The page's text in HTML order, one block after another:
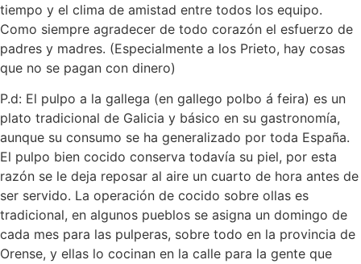
tiempo y el clima de amistad entre todos los equipo.
Como siempre agradecer de todo corazón el esfuerzo de
padres y madres. (Especialmente a los Prieto, hay cosas
que no se pagan con dinero)
P.d: El pulpo a la gallega (en gallego polbo á feira) es un
plato tradicional de Galicia y básico en su gastronomía,
aunque su consumo se ha generalizado por toda España.
El pulpo bien cocido conserva todavía su piel, por esta
razón se le deja reposar al aire un cuarto de hora antes de
ser servido. La operación de cocido sobre ollas es
tradicional, en algunos pueblos se asigna un domingo de
cada mes para las pulperas, sobre todo en la provincia de
Orense, y ellas lo cocinan en la calle para la gente que